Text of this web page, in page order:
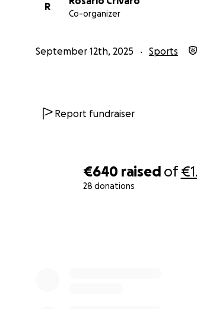
€640 raised of
28 donations
R
Co-organizer
September 12th, 2025 Sports
Report fundraiser